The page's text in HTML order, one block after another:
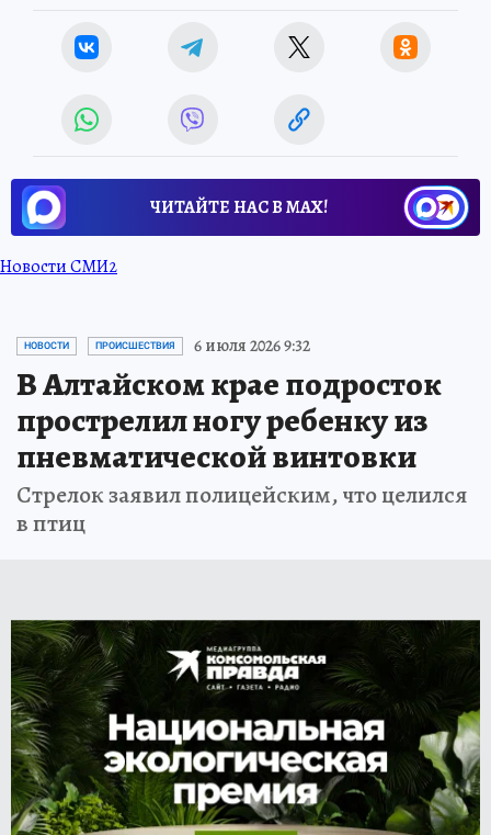
ЧИТАЙТЕ НАС В МАХ!
Новости СМИ2
НОВОСТИ ПРОИСШЕСТВИЯ 6 июля 2026 9:32
В Алтайском крае подросток
прострелил ногу ребенку из
пневматической винтовки
Стрелок заявил полицейским, что целился
в птиц